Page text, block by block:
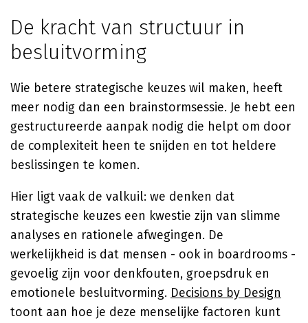
De kracht van structuur in
besluitvorming
Wie betere strategische keuzes wil maken, heeft
meer nodig dan een brainstormsessie. Je hebt een
gestructureerde aanpak nodig die helpt om door
de complexiteit heen te snijden en tot heldere
beslissingen te komen.
Hier ligt vaak de valkuil: we denken dat
strategische keuzes een kwestie zijn van slimme
analyses en rationele afwegingen. De
werkelijkheid is dat mensen - ook in boardrooms -
gevoelig zijn voor denkfouten, groepsdruk en
emotionele besluitvorming. Decisions by Design
toont aan hoe je deze menselijke factoren kunt